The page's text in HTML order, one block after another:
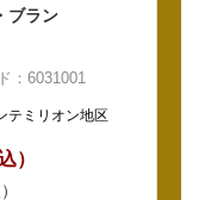
ブラン
：6031001
ミリオン地区
）